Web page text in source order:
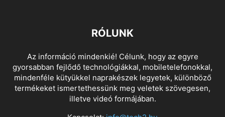
RÓLUNK
Az információ mindenkié! Célunk, hogy az egyre
gyorsabban fejlődő technológiákkal, mobiletelefonokkal,
mindenféle kütyükkel naprakészek legyetek, különböző
termékeket ismertethessünk meg veletek szövegesen,
illetve videó formájában.